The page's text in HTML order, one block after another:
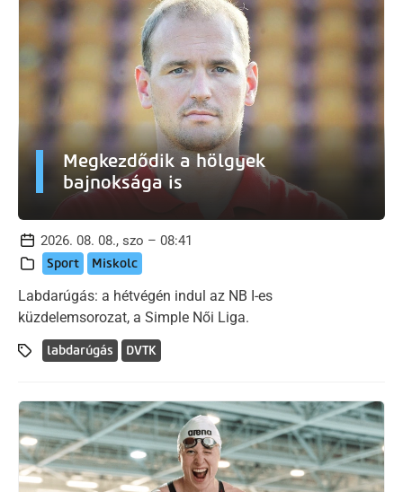
Megkezdődik a hölgyek
bajnoksága is
2026. 08. 08., szo – 08:41
Sport Miskolc
Labdarúgás: a hétvégén indul az NB I-es
küzdelemsorozat, a Simple Női Liga.
labdarúgás DVTK